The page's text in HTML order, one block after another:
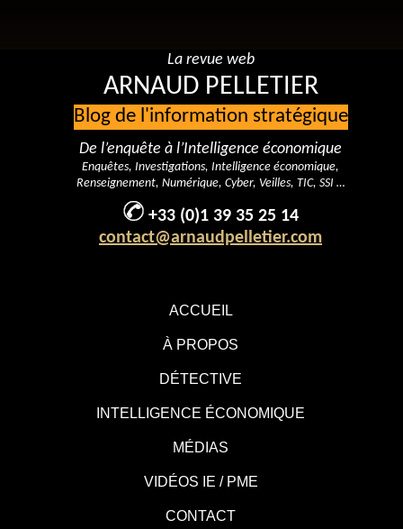
ACCUEIL
À PROPOS
DÉTECTIVE
INTELLIGENCE ÉCONOMIQUE
MÉDIAS
VIDÉOS IE / PME
CONTACT
La revue web
ARNAUD PELLETIER
Blog de l'information stratégique
De l’enquête à l’Intelligence économique
Enquêtes, Investigations, Intelligence économique,
Renseignement, Numérique, Cyber, Veilles, TIC, SSI …
+33 (0)1 39 35 25 14
contact@arnaudpelletier.com